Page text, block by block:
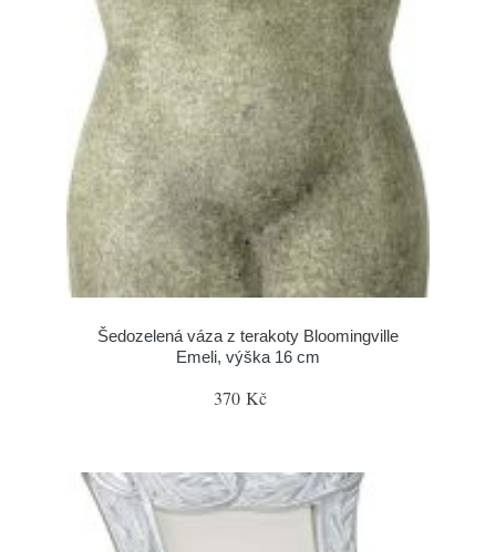
Šedozelená váza z terakoty Bloomingville
Emeli, výška 16 cm
370 Kč